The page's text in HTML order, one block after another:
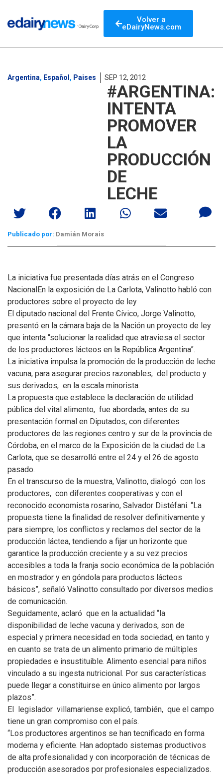
Volver a
eDairyNews.com
Argentina, Español , Paises SEP 12, 2012
#ARGENTINA:
INTENTA
PROMOVER
LA
PRODUCCIÓN
DE
LECHE
Publicado por: Damián Morais
La iniciativa fue presentada días atrás en el Congreso
NacionalEn la exposición de La Carlota, Valinotto habló con
productores sobre el proyecto de ley
El diputado nacional del Frente Cívico, Jorge Valinotto,
presentó en la cámara baja de la Nación un proyecto de ley
que intenta “solucionar la realidad que atraviesa el sector
de los productores lácteos en la República Argentina”.
La iniciativa impulsa la promoción de la producción de leche
vacuna, para asegurar precios razonables, del producto y
sus derivados, en la escala minorista.
La propuesta que establece la declaración de utilidad
pública del vital alimento, fue abordada, antes de su
presentación formal en Diputados, con diferentes
productores de las regiones centro y sur de la provincia de
Córdoba, en el marco de la Exposición de la ciudad de La
Carlota, que se desarrolló entre el 24 y el 26 de agosto
pasado.
En el transcurso de la muestra, Valinotto, dialogó con los
productores, con diferentes cooperativas y con el
reconocido economista rosarino, Salvador Distéfani. “La
propuesta tiene la finalidad de resolver definitivamente y
para siempre, los conflictos y reclamos del sector de la
producción láctea, tendiendo a fijar un horizonte que
garantice la producción creciente y a su vez precios
accesibles a toda la franja socio económica de la población
en mostrador y en góndola para productos lácteos
básicos”, señaló Valinotto consultado por diversos medios
de comunicación.
Seguidamente, aclaró que en la actualidad “la
disponibilidad de leche vacuna y derivados, son de
especial y primera necesidad en toda sociedad, en tanto y
en cuanto se trata de un alimento primario de múltiples
propiedades e insustituible. Alimento esencial para niños
vinculado a su ingesta nutricional. Por sus características
puede llegar a constituirse en único alimento por largos
plazos”.
El legislador villamariense explicó, también, que el campo
tiene un gran compromiso con el país.
“Los productores argentinos se han tecnificado en forma
moderna y eficiente. Han adoptado sistemas productivos
de alta profesionalidad y con incorporación de técnicas de
producción asesorados por profesionales especializados.